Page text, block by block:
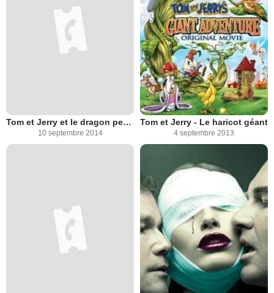
Tom et Jerry et le dragon perdu
10 septembre 2014
Tom et Jerry - Le haricot géant
4 septembre 2013